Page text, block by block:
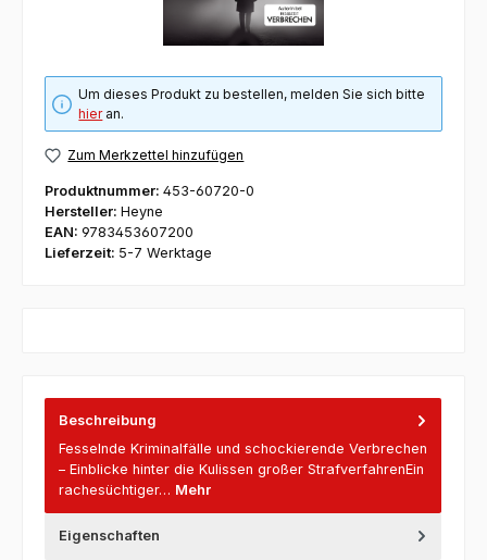
Um dieses Produkt zu bestellen, melden Sie sich bitte
hieran.
Zum Merkzettel hinzufügen
Produktnummer: 453-60720-0
Hersteller: Heyne
EAN: 9783453607200
Lieferzeit: 5-7 Werktage
Beschreibung
Fesselnde Kriminalfälle und schockierende Verbrechen
– Einblicke hinter die Kulissen großer StrafverfahrenEin
rachesüchtiger… Mehr
Eigenschaften